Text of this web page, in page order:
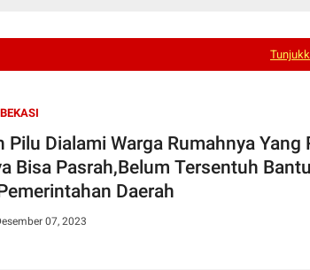
Pilu Dialami Warga Rumahnya Yang
Bisa Pasrah,Belum Tersentuh
Daerah
07, 2023